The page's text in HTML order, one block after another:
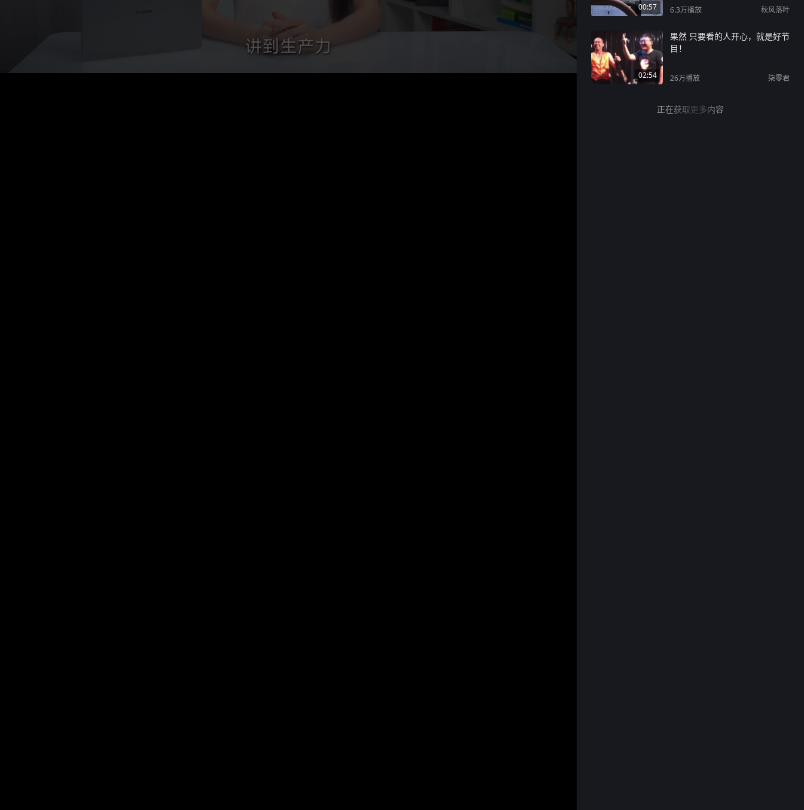
00:57 6.3万播放 秋风落叶
02:54
果然 只要看的人开心，就是好节
目！
26万播放 柒零君
正在获取更多内容